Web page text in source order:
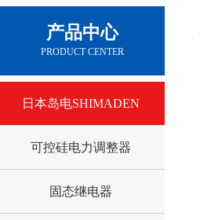
产品中心
PRODUCT CENTER
日本岛电SHIMADEN
可控硅电力调整器
固态继电器